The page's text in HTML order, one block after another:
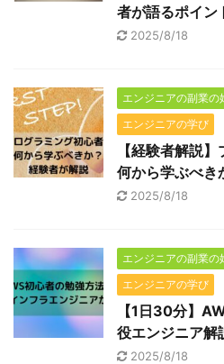
者が語るポイン
2025/8/18
エンジニアの副業
エンジニアの学び
【経験者解説
何から学ぶべき
2025/8/18
エンジニアの副業
エンジニアの学び
【1日30分】
役エンジニア解
2025/8/18